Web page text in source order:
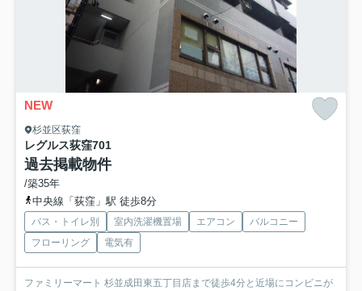
NEW
杉並区荻窪
レグルス荻窪701
過去掲載物件
/築35年
中央線「荻窪」駅 徒歩8分
バス・トイレ別 室内洗濯機置場 エアコン
バルコニー
フローリング
電気有
ファミリーマート 杉並成田東五丁目店まで徒歩4分と近場にコンビニが